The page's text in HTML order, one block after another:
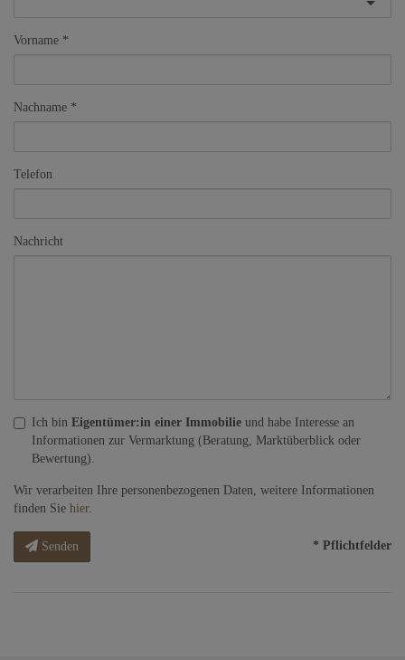
Vorname
Nachname
Telefon
Nachricht
Ich bin Eigentümer:in einer Immobilie und habe Interesse an
Informationen zur Vermarktung (Beratung, Marktüberblick oder
Bewertung).
Wir verarbeiten Ihre personenbezogenen Daten, weitere Informationen
finden Sie hier.
Senden * Pflichtfelder